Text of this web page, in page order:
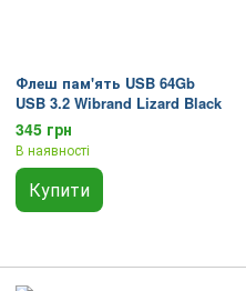
Флеш пам'ять USB 64Gb
USB 3.2 Wibrand Lizard Black
345 грн
В наявності
Купити